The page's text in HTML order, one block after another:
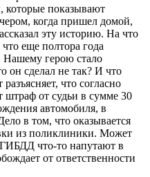
которые показывают
когда пришел домой,
эту историю. На что
еще полтора года
Нашему герою стало
он сделал не так? И что
что согласно
от судьи в сумме 30
автомобиля, в
в том, что оказывается
из поликлиники. Может
что-то напутают в
от ответственности